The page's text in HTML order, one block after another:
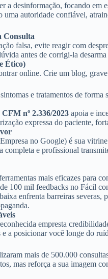
a desinformação, focando
autoridade confiável,
Consulta
falsa, evite reagir com
antes de corrigi-la
Ético)
online. Crie um blog,
e tratamentos de
CFM nº 2.336/2023 apoia e
expressa do paciente,
no Google) é sua
e profissional
mais eficazes para
100 mil feedbacks no Fácil
enfrenta barreiras
empresta
a posicionar você longe do
mais de 500.000
mas reforça a sua imagem